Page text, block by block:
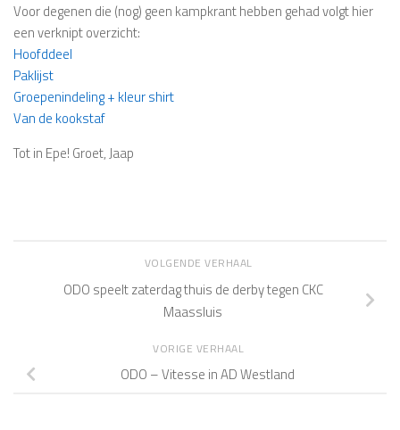
Voor degenen die (nog) geen kampkrant hebben gehad volgt hier
een verknipt overzicht:
Hoofddeel
Paklijst
Groepenindeling + kleur shirt
Van de kookstaf
Tot in Epe! Groet, Jaap
VOLGENDE VERHAAL
ODO speelt zaterdag thuis de derby tegen CKC
Maassluis
VORIGE VERHAAL
ODO – Vitesse in AD Westland